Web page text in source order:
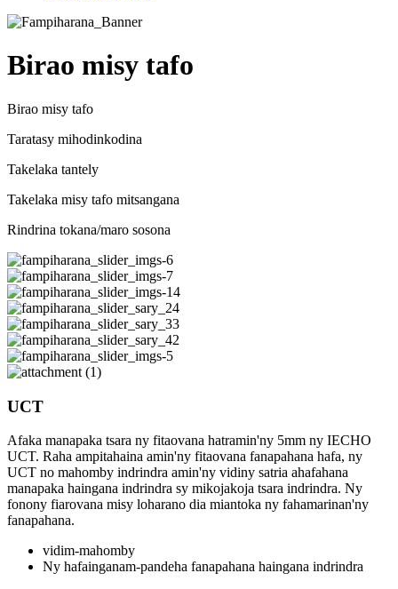
Birao misy tafo
Birao misy tafo
Taratasy mihodinkodina
Takelaka tantely
Takelaka misy tafo mitsangana
Rindrina tokana/maro sosona
UCT
Afaka manapaka tsara ny fitaovana hatramin'ny 5mm ny IECHO
UCT. Raha ampitahaina amin'ny fitaovana fanapahana hafa, ny
UCT no mahomby indrindra amin'ny vidiny satria ahafahana
manapaka haingana indrindra sy mikojakoja tsara indrindra. Ny
fonony fiarovana misy loharano dia miantoka ny fahamarinan'ny
fanapahana.
vidim-mahomby
Ny hafainganam-pandeha fanapahana haingana indrindra